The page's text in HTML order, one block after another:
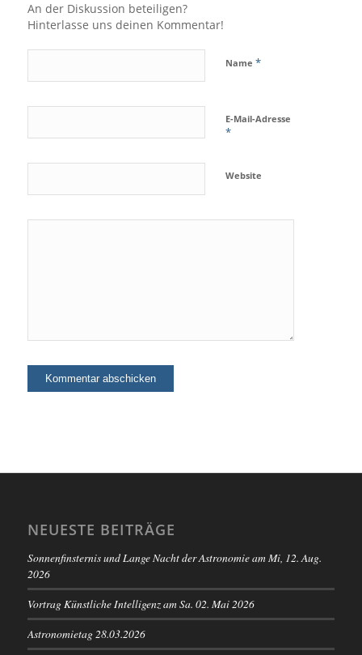
An der Diskussion beteiligen?
Hinterlasse uns deinen Kommentar!
Name *
E-Mail-Adresse
*
Website
NEUESTE BEITRÄGE
Sonnenfinsternis und Lange Nacht der Astronomie am Mi, 12. Aug.
2026
Vortrag Künstliche Intelligenz am Sa. 02. Mai 2026
Astronomietag 28.03.2026